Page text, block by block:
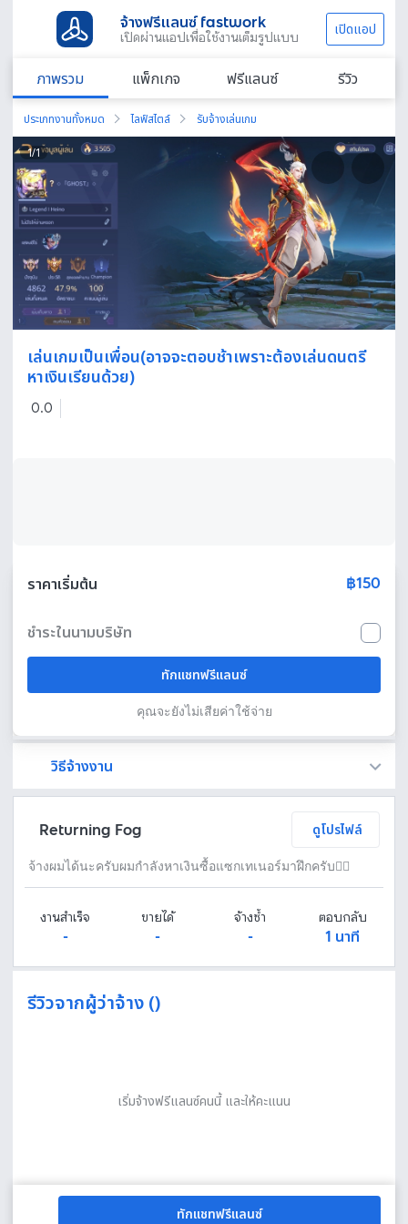
จ้างฟรีแลนซ์ fastwork
เปิดผ่านแอปเพื่อใช้งานเต็มรูปแบบ เปิดแอป
ภาพรวม แพ็กเกจ ฟรีแลนซ์ รีวิว
ประเภทงานทั้งหมด ไลฟ์สไตล์ รับจ้างเล่นเกม
1/1
เล่นเกมเป็นเพื่อน(อาจจะตอบช้าเพราะต้องเล่นดนตรี
หาเงินเรียนด้วย)
0.0
ราคาเริ่มต้น ฿150
ชำระในนามบริษัท
ทักแชทฟรีแลนซ์
คุณจะยังไม่เสียค่าใช้จ่าย
วิธีจ้างงาน
Returning Fog ดูโปรไฟล์
จ้างผมได้นะครับผมกำลังหาเงินซื้อแซกเทเนอร์มาฝึกครับ🙇‍♂️
งานสำเร็จ
-
ขายได้
-
จ้างซ้ำ
-
ตอบกลับ
1 นาที
รีวิวจากผู้ว่าจ้าง ()
เริ่มจ้างฟรีแลนซ์คนนี้ และให้คะแนน
ทักแชทฟรีแลนซ์